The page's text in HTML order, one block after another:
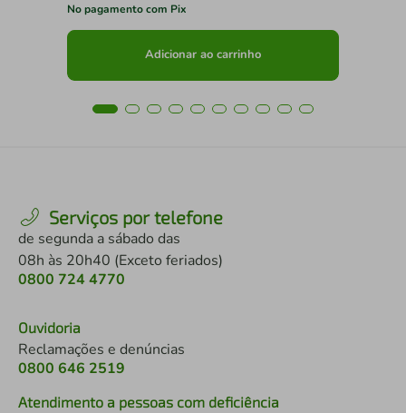
No pagamento com Pix
Adicionar ao carrinho
Serviços por telefone
de segunda a sábado das
08h às 20h40 (Exceto feriados)
0800 724 4770
Ouvidoria
Reclamações e denúncias
0800 646 2519
Atendimento a pessoas com deficiência